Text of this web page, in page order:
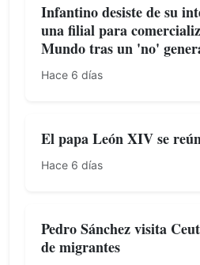
Infantino desiste de su
una filial para
Mundo tras un 'no'
Hace 6 días
El papa León XIV se
Hace 6 días
Pedro Sánchez visita
de migrantes